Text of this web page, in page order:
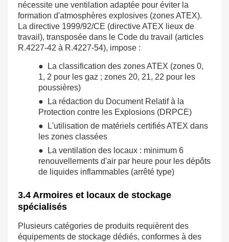
nécessite une ventilation adaptée pour éviter la
formation d'atmosphères explosives (zones ATEX).
La directive 1999/92/CE (directive ATEX lieux de
travail), transposée dans le Code du travail (articles
R.4227-42 à R.4227-54), impose :
● La classification des zones ATEX (zones 0,
1, 2 pour les gaz ; zones 20, 21, 22 pour les
poussières)
● La rédaction du Document Relatif à la
Protection contre les Explosions (DRPCE)
● L'utilisation de matériels certifiés ATEX dans
les zones classées
● La ventilation des locaux : minimum 6
renouvellements d'air par heure pour les dépôts
de liquides inflammables (arrêté type)
3.4 Armoires et locaux de stockage
spécialisés
Plusieurs catégories de produits requièrent des
équipements de stockage dédiés, conformes à des